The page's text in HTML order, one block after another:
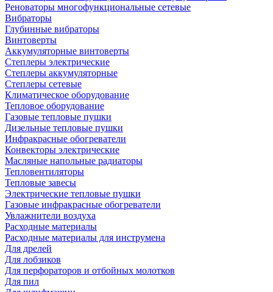
Реноваторы многофункциональные сетевые
Вибраторы
Глубинные вибраторы
Винтоверты
Аккумуляторные винтоверты
Степлеры электрические
Степлеры аккумуляторные
Степлеры сетевые
Климатическое оборудование
Тепловое оборудование
Газовые тепловые пушки
Дизельные тепловые пушки
Инфракрасные обогреватели
Конвекторы электрические
Масляные напольные радиаторы
Тепловентиляторы
Тепловые завесы
Электрические тепловые пушки
Газовые инфракрасные обогреватели
Увлажнители воздуха
Расходные материалы
Расходные материалы для инструмена
Для дрелей
Для лобзиков
Для перфораторов и отбойных молотков
Для пил